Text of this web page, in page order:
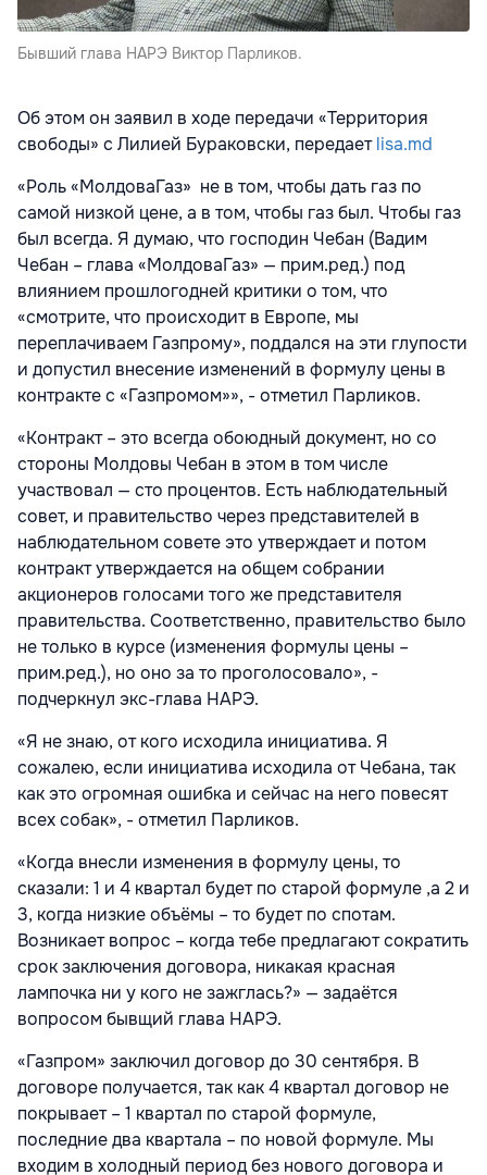
Бывший глава НАРЭ Виктор Парликов.
Об этом он заявил в ходе передачи «Территория
свободы» с Лилией Бураковски, передаетlisa.md
«Роль «МолдоваГаз» не в том, чтобы дать газ по
самой низкой цене, а в том, чтобы газ был. Чтобы газ
был всегда. Я думаю, что господин Чебан (Вадим
Чебан – глава «МолдоваГаз» — прим.ред.) под
влиянием прошлогодней критики о том, что
«смотрите, что происходит в Европе, мы
переплачиваем Газпрому», поддался на эти глупости
и допустил внесение изменений в формулу цены в
контракте с «Газпромом»», - отметил Парликов.
«Контракт – это всегда обоюдный документ, но со
стороны Молдовы Чебан в этом в том числе
участвовал — сто процентов. Есть наблюдательный
совет, и правительство через представителей в
наблюдательном совете это утверждает и потом
контракт утверждается на общем собрании
акционеров голосами того же представителя
правительства. Соответственно, правительство было
не только в курсе (изменения формулы цены –
прим.ред.), но оно за то проголосовало», -
подчеркнул экс-глава НАРЭ.
«Я не знаю, от кого исходила инициатива. Я
сожалею, если инициатива исходила от Чебана, так
как это огромная ошибка и сейчас на него повесят
всех собак», - отметил Парликов.
«Когда внесли изменения в формулу цены, то
сказали: 1 и 4 квартал будет по старой формуле ,а 2 и
3, когда низкие объёмы – то будет по спотам.
Возникает вопрос – когда тебе предлагают сократить
срок заключения договора, никакая красная
лампочка ни у кого не зажглась?» — задаётся
вопросом бывщий глава НАРЭ.
«Газпром» заключил договор до 30 сентября. В
договоре получается, так как 4 квартал договор не
покрывает – 1 квартал по старой формуле,
последние два квартала – по новой формуле. Мы
входим в холодный период без нового договора и